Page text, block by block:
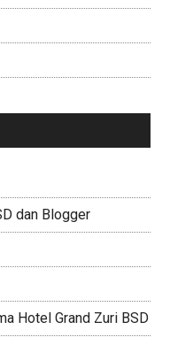
dan Blogger
Hotel Grand Zuri BSD